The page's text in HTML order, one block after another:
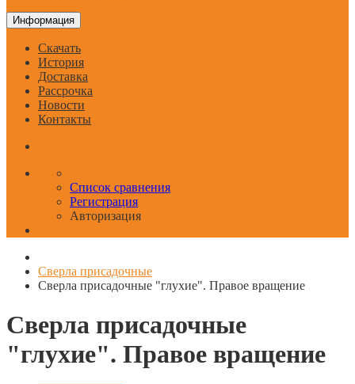
Информация
Скачать
История
Доставка
Рассрочка
Новости
Контакты
Список сравнения
Регистрация
Авторизация
Сверла присадочные
Сверла присадочные "глухие". Правое вращение
Сверла присадочные
"глухие". Правое вращение